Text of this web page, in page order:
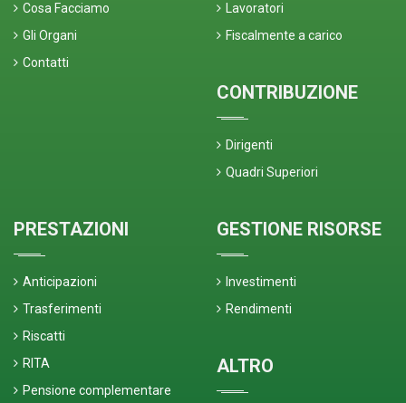
Cosa Facciamo
Gli Organi
Contatti
Lavoratori
Fiscalmente a carico
CONTRIBUZIONE
Dirigenti
Quadri Superiori
PRESTAZIONI
Anticipazioni
Trasferimenti
Riscatti
RITA
Pensione complementare
GESTIONE RISORSE
Investimenti
Rendimenti
ALTRO